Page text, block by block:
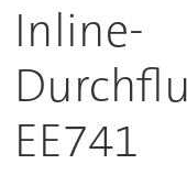
Inline-
EE741